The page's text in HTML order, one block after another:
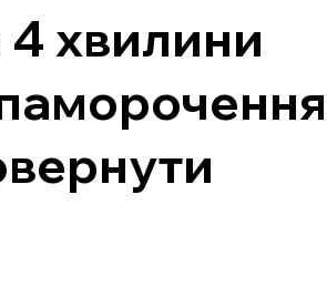
4 хвилини